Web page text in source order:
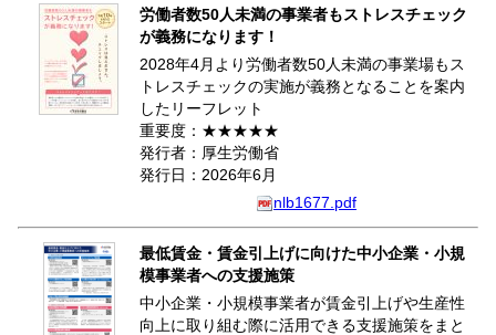
労働者数50人未満の事業者もストレスチェック
が義務になります！
2028年4月より労働者数50人未満の事業場もス
トレスチェックの実施が義務となることを案内
したリーフレット
重要度：★★★★★
発行者：厚生労働省
発行日：2026年6月
nlb1677.pdf
最低賃金・賃金引上げに向けた中小企業・小規
模事業者への支援施策
中小企業・小規模事業者が賃金引上げや生産性
向上に取り組む際に活用できる支援施策をまと